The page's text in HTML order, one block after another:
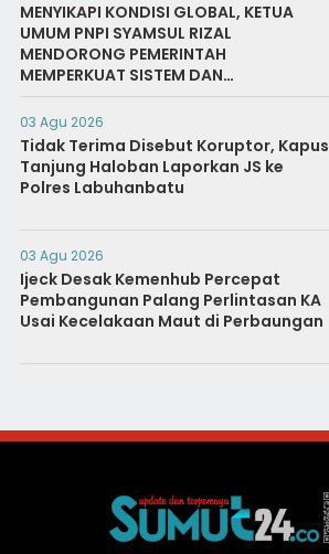
MENYIKAPI KONDISI GLOBAL, KETUA
UMUM PNPI SYAMSUL RIZAL
MENDORONG PEMERINTAH
MEMPERKUAT SISTEM DAN
INFRASTRUKTUR INTELIJEN NEGARA
03 Agu 2026
Tidak Terima Disebut Koruptor, Kapus
Tanjung Haloban Laporkan JS ke
Polres Labuhanbatu
03 Agu 2026
Ijeck Desak Kemenhub Percepat
Pembangunan Palang Perlintasan KA
Usai Kecelakaan Maut di Perbaungan